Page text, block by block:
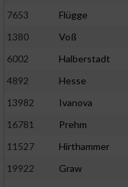
7653
Flügge
1380
Voß
6002
Halberstadt
4892
Hesse
13982
Ivanova
16781
Prehm
11527
Hirthammer
19922
Graw